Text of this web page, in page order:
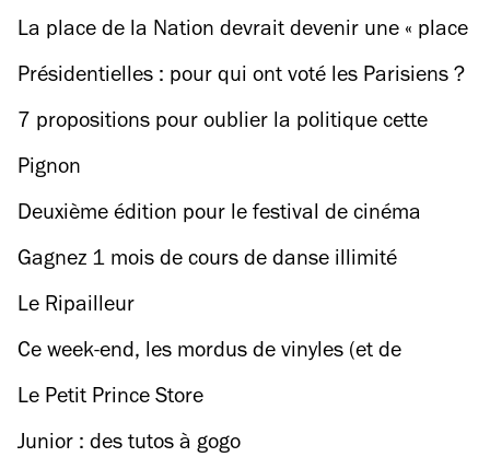
La place de la Nation devrait devenir une « place
jardin » selon Anne Hidalgo
Présidentielles : pour qui ont voté les Parisiens ?
7 propositions pour oublier la politique cette
semaine
Pignon
Deuxième édition pour le festival de cinéma
LGBT Teddy Award
Gagnez 1 mois de cours de danse illimité
Le Ripailleur
Ce week-end, les mordus de vinyles (et de
musique) se retrouvent à Auvers-sur-Oise
Le Petit Prince Store
Junior : des tutos à gogo